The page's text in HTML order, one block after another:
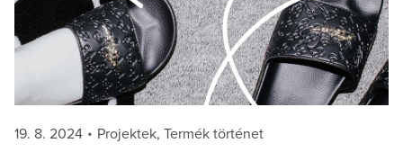
Posted
19. 8. 2024 Categories
Projektek, Termék történet